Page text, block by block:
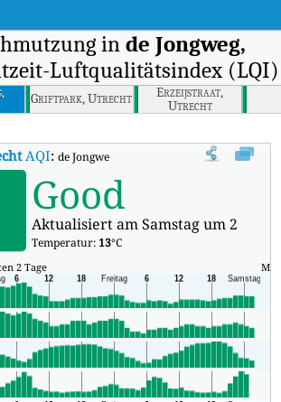
in de Jongweg,
Luftqualitätsindex (LQI)
Griftpark, Utrecht
Erzeijstraat,
Utrecht
AQI:de Jongweg, Utrecht Echtzeit-
Good
Aktualisiert am Samstag um 2
Temperatur: 13°C
2 Tage
13